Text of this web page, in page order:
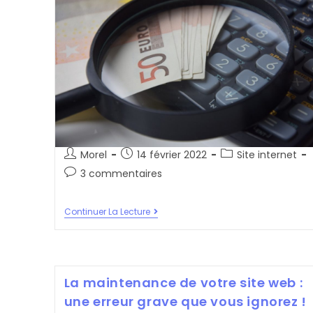
Auteur/autrice
de
Morel
Post
published:
14 février 2022
PostSite internet
Post3 commentaires
Continuer La LectureCombien
Coûte
Cameroun
La maintenance de votre site web :
une erreur grave que vous ignorez !